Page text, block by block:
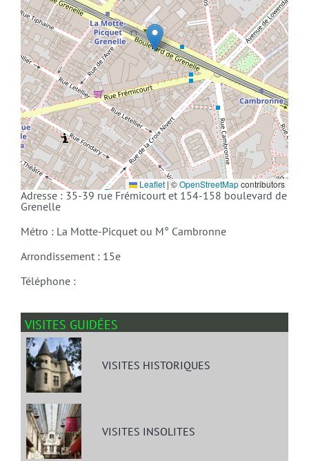
Leaflet |©OpenStreetMapcontributors
Adresse : 35-39 rue Frémicourt et 154-158 boulevard de
Grenelle
Métro : La Motte-Picquet ou M° Cambronne
Arrondissement : 15e
Téléphone :
VISITES GUIDÉES
VISITES HISTORIQUES
VISITES INSOLITES